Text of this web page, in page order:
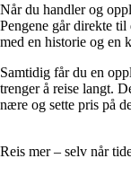
Når du handler og
Pengene går direkte
med en historie og en
Samtidig får du en
trenger å reise langt.
nære og sette pris på
Reis mer – selv når